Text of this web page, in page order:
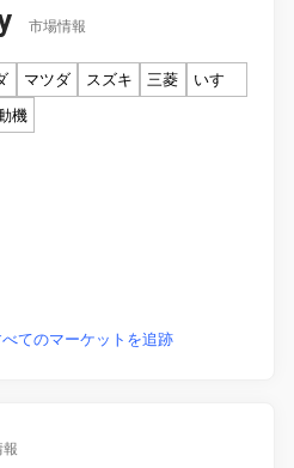
市場情報
マツダ スズキ 三菱
いすゞ
機
てのマーケットを追跡
報